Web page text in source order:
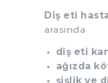
Diş eti
arasında
diş eti
ağızda
şişlik ve